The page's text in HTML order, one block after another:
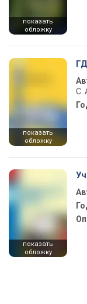
показать
обложку
показать
обложку
С.
показать
обложку